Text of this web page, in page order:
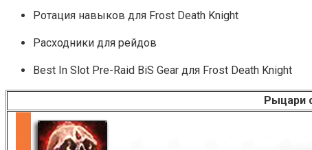
Ротация навыков для Frost Death Knight
Расходники для рейдов
Best In Slot Pre-Raid BiS Gear для Frost Death Knight
Рыцари